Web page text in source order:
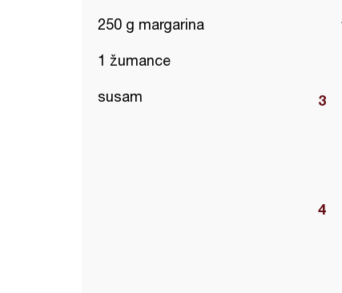
250 g margarina
1 žumance
susam